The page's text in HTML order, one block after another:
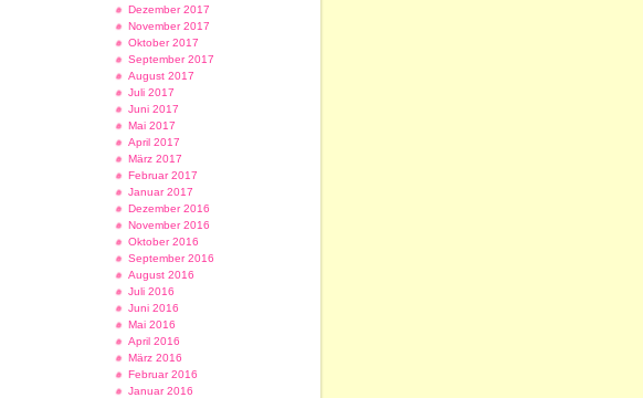
Dezember 2017
November 2017
Oktober 2017
September 2017
August 2017
Juli 2017
Juni 2017
Mai 2017
April 2017
März 2017
Februar 2017
Januar 2017
Dezember 2016
November 2016
Oktober 2016
September 2016
August 2016
Juli 2016
Juni 2016
Mai 2016
April 2016
März 2016
Februar 2016
Januar 2016